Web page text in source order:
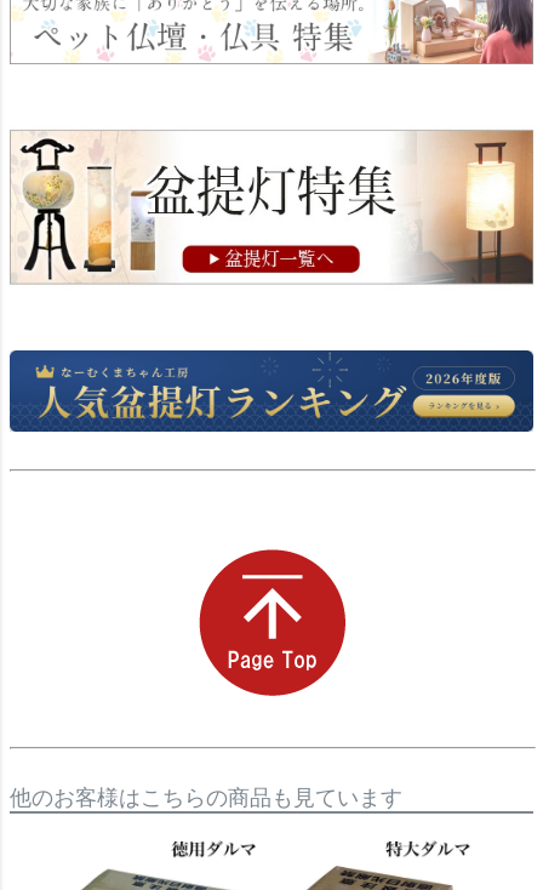
他のお客様はこちらの商品も見ています